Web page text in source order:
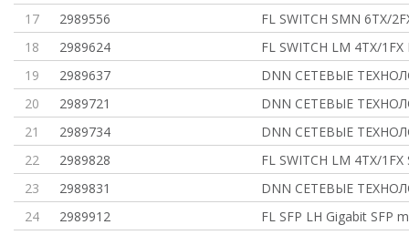
17
2989556
FL SWITCH SMN 6TX/
18
2989624
FL SWITCH LM 4TX/
19
2989637
DNN СЕТЕВЫЕ
20
2989721
DNN СЕТЕВЫЕ
21
2989734
DNN СЕТЕВЫЕ
22
2989828
FL SWITCH LM 4TX/
23
2989831
DNN СЕТЕВЫЕ
24
2989912
FL SFP LH Gigabit SFP